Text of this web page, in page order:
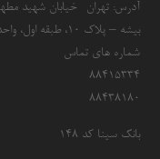
آدرس: تهران- خیابان شهید
بیشه – پلاک 10، طبقه اول، واحد 2
شماره های تماس
۸۸۴۱۵۳۳۴
۸۸۴۳۸۱۸۰
بانک سینا کد ۱۴۸